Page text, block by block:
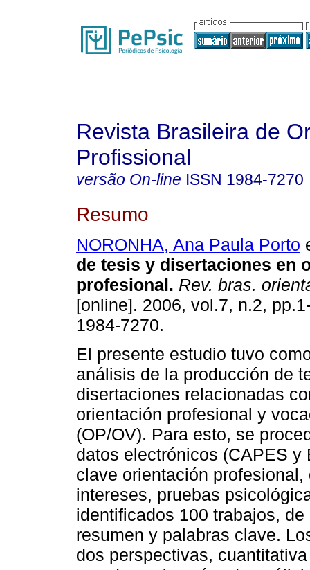
Revista Brasileira de
Profissional
versão On-line ISSN 1984-7270
Resumo
NORONHA, Ana Paula Porto
de tesis y disertaciones en
profesional. Rev. bras.
[online]. 2006, vol.7, n.2,
1984-7270.
El presente estudio tuvo
análisis de la producción de
disertaciones relacionadas
orientación profesional y
(OP/OV). Para esto, se
datos electrónicos (CAPES
clave orientación
intereses, pruebas
identificados 100 trabajos,
resumen y palabras clave.
dos perspectivas,